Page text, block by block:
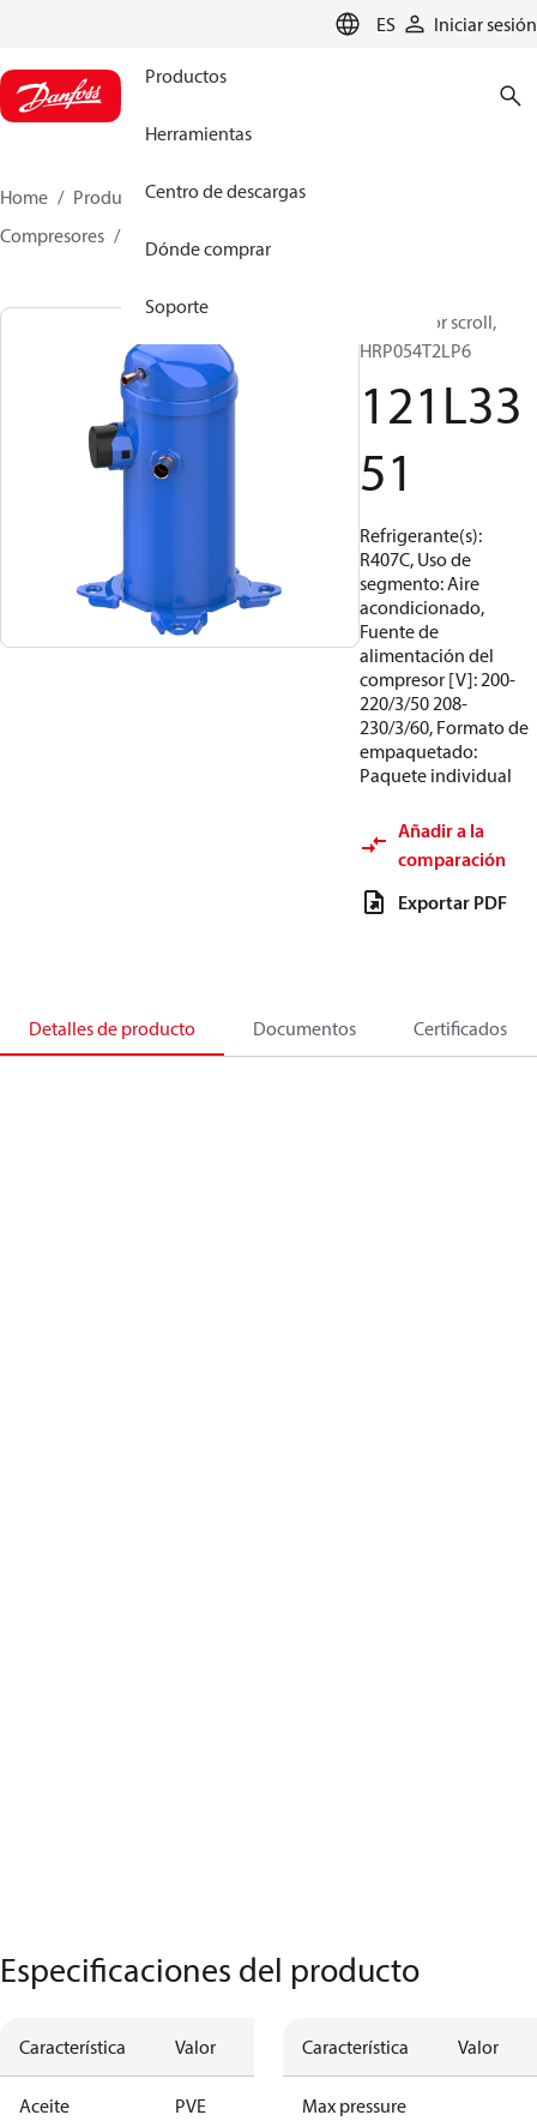
ES Iniciar sesión
Productos
Herramientas
Centro de descargas
Dónde comprar
Soporte
Home Productos
Climate Solutions for cooling
Compresores
Compresor scroll,
HRP054T2LP6
121L33
51
Refrigerante(s):
R407C, Uso de
segmento: Aire
acondicionado,
Fuente de
alimentación del
compresor [V]: 200-
220/3/50 208-
230/3/60, Formato de
empaquetado:
Paquete individual
Añadir a la
comparación
Exportar PDF
Detalles de producto Documentos Certificados
Especificaciones del producto
Característica Valor
Aceite PVE
Característica Valor
Max pressure